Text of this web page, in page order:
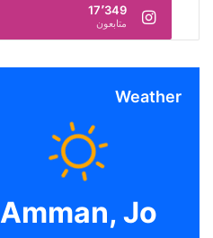
17٬349
متابعون
Weather
Amman, Jo